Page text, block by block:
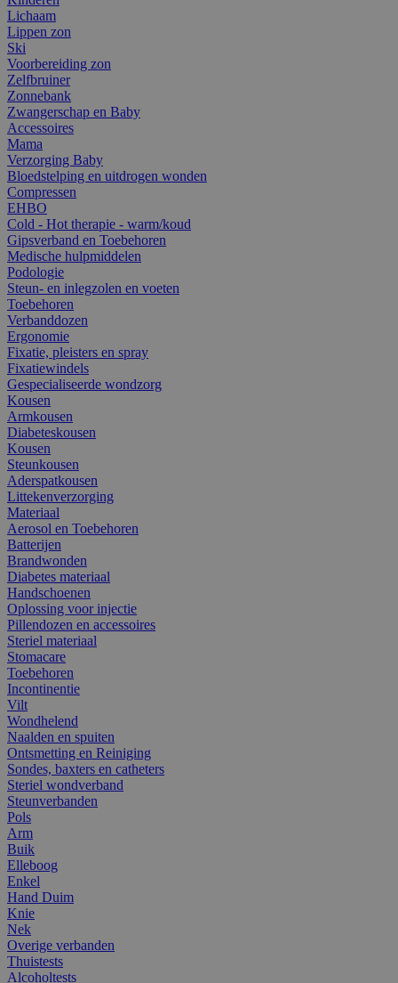
Lichaam
Lippen zon
Ski
Voorbereiding zon
Zelfbruiner
Zonnebank
Zwangerschap en Baby
Accessoires
Mama
Verzorging Baby
Bloedstelping en uitdrogen wonden
Compressen
EHBO
Cold - Hot therapie - warm/koud
Gipsverband en Toebehoren
Medische hulpmiddelen
Podologie
Steun- en inlegzolen en voeten
Toebehoren
Verbanddozen
Ergonomie
Fixatie, pleisters en spray
Fixatiewindels
Gespecialiseerde wondzorg
Kousen
Armkousen
Diabeteskousen
Kousen
Steunkousen
Aderspatkousen
Littekenverzorging
Materiaal
Aerosol en Toebehoren
Batterijen
Brandwonden
Diabetes materiaal
Handschoenen
Oplossing voor injectie
Pillendozen en accessoires
Steriel materiaal
Stomacare
Toebehoren
Incontinentie
Vilt
Wondhelend
Naalden en spuiten
Ontsmetting en Reiniging
Sondes, baxters en catheters
Steriel wondverband
Steunverbanden
Pols
Arm
Buik
Elleboog
Enkel
Hand Duim
Knie
Nek
Overige verbanden
Thuistests
Alcoholtests